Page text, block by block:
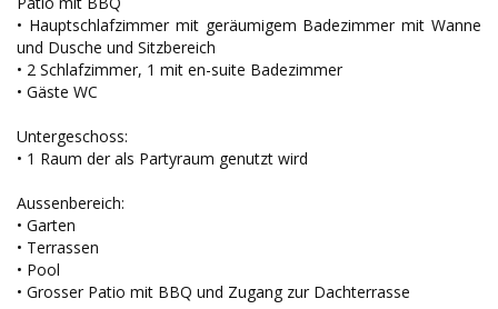
• Hauptschlafzimmer mit geräumigem Badezimmer mit Wanne
und Dusche und Sitzbereich
• 2 Schlafzimmer, 1 mit en-suite Badezimmer
• Gäste WC
Untergeschoss:
• 1 Raum der als Partyraum genutzt wird
Aussenbereich:
• Garten
• Terrassen
• Pool
• Grosser Patio mit BBQ und Zugang zur Dachterrasse